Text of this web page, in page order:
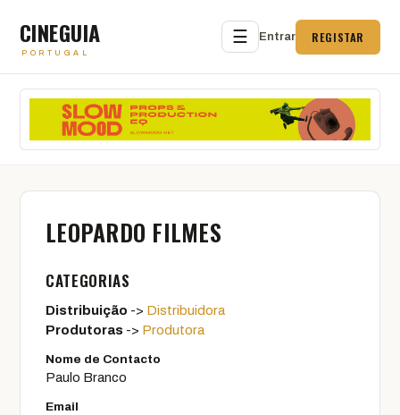
CINEGUIA
PORTUGAL
☰ Entrar REGISTAR
LEOPARDO FILMES
CATEGORIAS
Distribuição -> Distribuidora
Produtoras -> Produtora
Nome de Contacto
Paulo Branco
Email